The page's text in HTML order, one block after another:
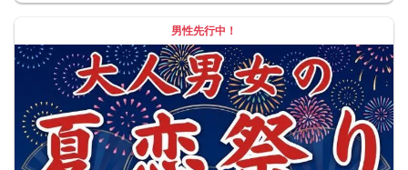
男性先行中！